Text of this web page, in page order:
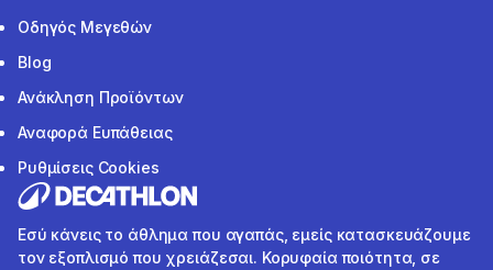
Οδηγός Μεγεθών
Blog
Ανάκληση Προϊόντων
Αναφορά Ευπάθειας
Ρυθμίσεις Cookies
Εσύ κάνεις το άθλημα που αγαπάς, εμείς κατασκευάζουμε
τον εξοπλισμό που χρειάζεσαι. Κορυφαία ποιότητα, σε